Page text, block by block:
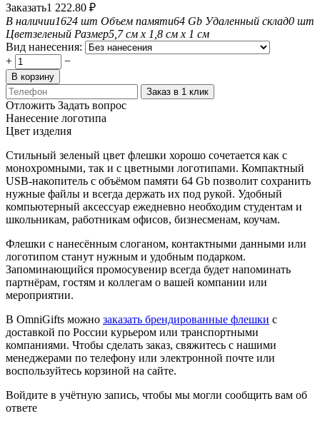
Заказать1 222.80 ₽
В наличии1624 шт Объем памяти64 Gb Удаленный склад0 шт
Цветзеленый Размер5,7 см х 1,8 см х 1 см
Вид нанесения:
+
−
В корзину
Заказ в 1 клик
Отложить Задать вопрос
Нанесение логотипа
Цвет изделия
Стильный зеленый цвет флешки хорошо сочетается как с
монохромными, так и с цветными логотипами. Компактный
USB-накопитель с объёмом памяти 64 Gb позволит сохранить
нужные файлы и всегда держать их под рукой. Удобный
компьютерный аксессуар ежедневно необходим студентам и
школьникам, работникам офисов, бизнесменам, коучам.
Флешки с нанесённым слоганом, контактными данными или
логотипом станут нужным и удобным подарком.
Запоминающийся промосувенир всегда будет напоминать
партнёрам, гостям и коллегам о вашей компании или
мероприятии.
В OmniGifts можно заказать брендированные флешки с
доставкой по России курьером или транспортными
компаниями. Чтобы сделать заказ, свяжитесь с нашими
менеджерами по телефону или электронной почте или
воспользуйтесь корзиной на сайте.
Войдите в учётную запись, чтобы мы могли сообщить вам об
ответе